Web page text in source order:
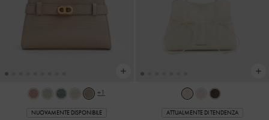
+1
NUOVAMENTE DISPONIBILE ATTUALMENTE DI TENDENZA